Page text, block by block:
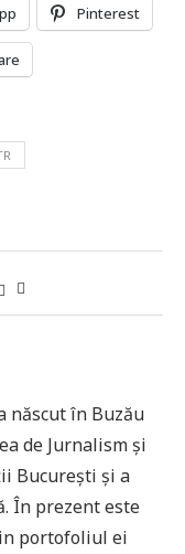
Pinterest
născut în Buzău
de Jurnalism şi
Bucureşti și a
În prezent este
portofoliul ei